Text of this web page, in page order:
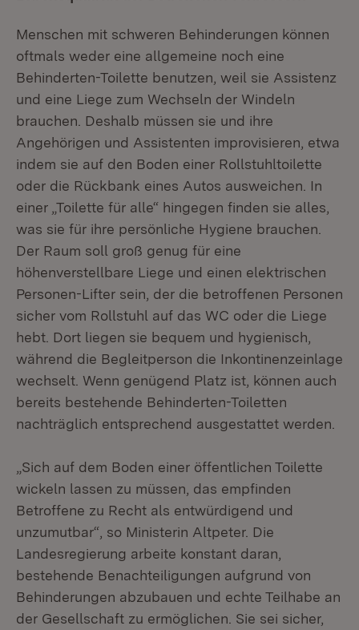
Menschen mit schweren Behinderungen können
oftmals weder eine allgemeine noch eine
Behinderten-Toilette benutzen, weil sie Assistenz
und eine Liege zum Wechseln der Windeln
brauchen. Deshalb müssen sie und ihre
Angehörigen und Assistenten improvisieren, etwa
indem sie auf den Boden einer Rollstuhltoilette
oder die Rückbank eines Autos ausweichen. In
einer „Toilette für alle“ hingegen finden sie alles,
was sie für ihre persönliche Hygiene brauchen.
Der Raum soll groß genug für eine
höhenverstellbare Liege und einen elektrischen
Personen-Lifter sein, der die betroffenen Personen
sicher vom Rollstuhl auf das WC oder die Liege
hebt. Dort liegen sie bequem und hygienisch,
während die Begleitperson die Inkontinenzeinlage
wechselt. Wenn genügend Platz ist, können auch
bereits bestehende Behinderten-Toiletten
nachträglich entsprechend ausgestattet werden.
„Sich auf dem Boden einer öffentlichen Toilette
wickeln lassen zu müssen, das empfinden
Betroffene zu Recht als entwürdigend und
unzumutbar“, so Ministerin Altpeter. Die
Landesregierung arbeite konstant daran,
bestehende Benachteiligungen aufgrund von
Behinderungen abzubauen und echte Teilhabe an
der Gesellschaft zu ermöglichen. Sie sei sicher,